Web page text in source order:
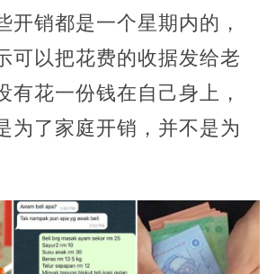
开销都是一个星期内的，
可以把花费的收据发给老
有花一份钱在自己身上，
为了家庭开销，并不是为